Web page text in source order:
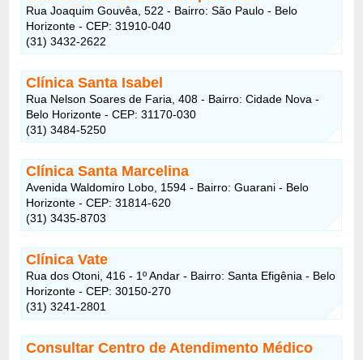
Rua Joaquim Gouvêa, 522 - Bairro: São Paulo - Belo
Horizonte - CEP: 31910-040
(31) 3432-2622
Clínica Santa Isabel
Rua Nelson Soares de Faria, 408 - Bairro: Cidade Nova -
Belo Horizonte - CEP: 31170-030
(31) 3484-5250
Clínica Santa Marcelina
Avenida Waldomiro Lobo, 1594 - Bairro: Guarani - Belo
Horizonte - CEP: 31814-620
(31) 3435-8703
Clínica Vate
Rua dos Otoni, 416 - 1º Andar - Bairro: Santa Efigênia - Belo
Horizonte - CEP: 30150-270
(31) 3241-2801
Consultar Centro de Atendimento Médico